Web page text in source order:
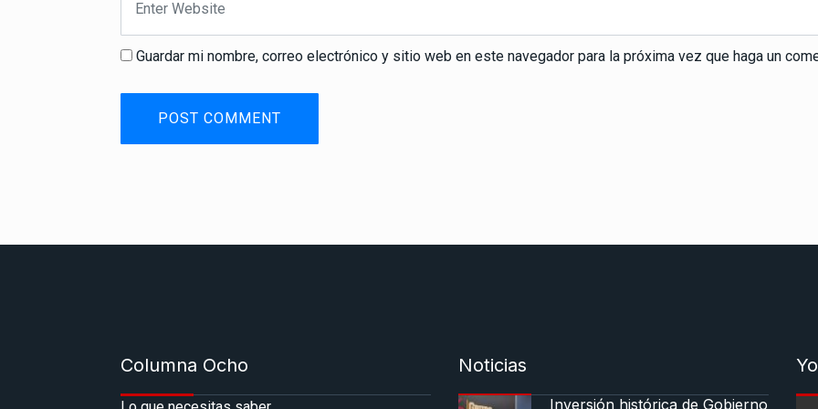
Guardar mi nombre, correo electrónico y sitio web en este navegador para la próxima vez que haga un
Columna Ocho Noticias
Inversión histórica de Gobierno